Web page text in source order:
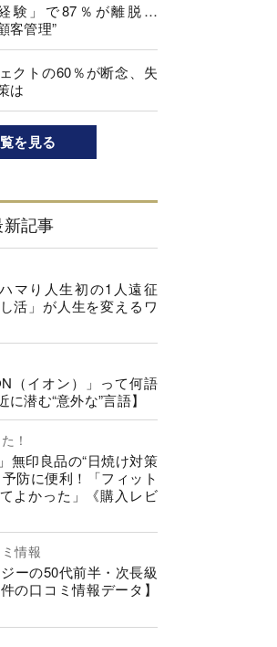
験」で87％が離脱…
客管理”
クトの60％が断念、失
は
を見る
記事
マり人生初の1人遠征
活」が人生を変えるワ
（イオン）」って何語
潜む“意外な”言語】
！
無印良品の“日焼け対策
防に便利！「フィット
よかった」《購入レビ
情報
ーの50代前半・次長級
の口コミ情報データ】